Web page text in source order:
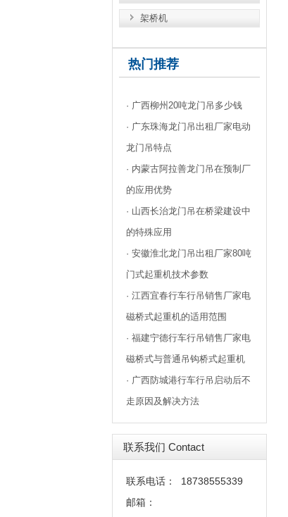
架桥机
热门推荐
· 广西柳州20吨龙门吊多少钱
· 广东珠海龙门吊出租厂家电动
龙门吊特点
· 内蒙古阿拉善龙门吊在预制厂
的应用优势
· 山西长治龙门吊在桥梁建设中
的特殊应用
· 安徽淮北龙门吊出租厂家80吨
门式起重机技术参数
· 江西宜春行车行吊销售厂家电
磁桥式起重机的适用范围
· 福建宁德行车行吊销售厂家电
磁桥式与普通吊钩桥式起重机
· 广西防城港行车行吊启动后不
走原因及解决方法
联系我们 Contact
联系电话：
18738555339
邮箱：